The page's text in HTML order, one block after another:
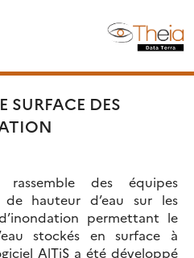
SURFACE DES
rassemble des équipes
hauteur d’eau sur les
permettant le
stockés en surface à
AlTiS a été développé